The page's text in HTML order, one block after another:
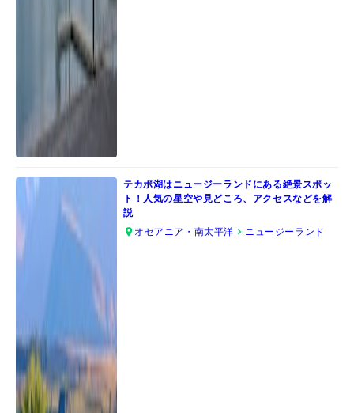
テカポ湖はニュージーランドにある絶景スポッ
ト！人気の星空や見どころ、アクセスなどを解
説
オセアニア・南太平洋
ニュージーランド